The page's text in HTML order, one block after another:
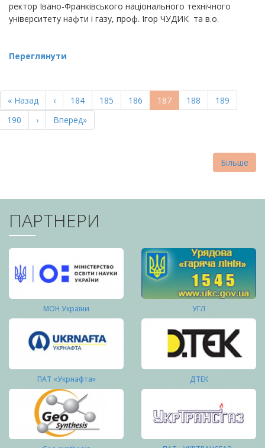
ректор Івано-Франківського національного технічного
університету нафти і газу, проф. Ігор ЧУДИК та в.о.
Переглянути
НА
СТОРІНКИ
Перша
сторінка
« Назад
Попередня
сторінка
‹ Page
184 Page
185 Page
186
Поточна
сторінка
187 Page
188 Page
189
Page
190
Наступна
сторінка
›
Остання
сторінка
Вперед»
Більше
ПАРТНЕРИ
МОН України УГЛ
ПАТ «Укрнафта» ДТЕК